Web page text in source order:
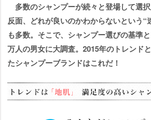
多数のシャンプーが続々と登場して選
反面、どれが良いのかわからないという“
も多数。そこで、シャンプー選びの基準
万人の男女に大調査。2015年のトレンド
たシャンプーブランドはこれだ！